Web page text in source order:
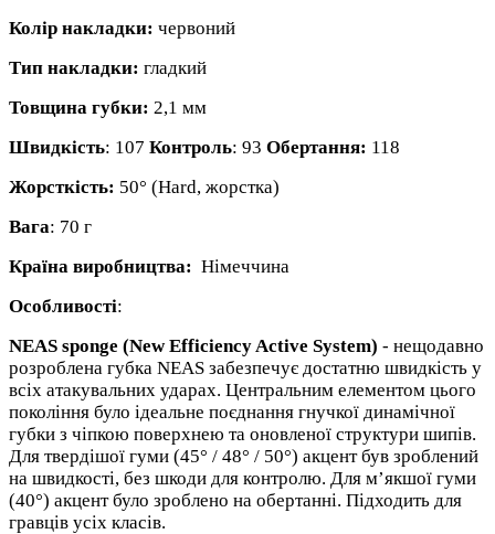
Колір накладки: червоний
Тип накладки: гладкий
Товщина губки: 2,1 мм
Швидкість: 107 Контроль: 93 Обертання: 118
Жорсткість: 50° (Hard, жорстка)
Вага: 70 г
Країна виробництва: Німеччина
Особливості:
NEAS sponge (New Efficiency Active System) - нещодавно
розроблена губка NEAS забезпечує достатню швидкість у
всіх атакувальних ударах. Центральним елементом цього
покоління було ідеальне поєднання гнучкої динамічної
губки з чіпкою поверхнею та оновленої структури шипів.
Для твердішої гуми (45° / 48° / 50°) акцент був зроблений
на швидкості, без шкоди для контролю. Для м’якшої гуми
(40°) акцент було зроблено на обертанні. Підходить для
гравців усіх класів.